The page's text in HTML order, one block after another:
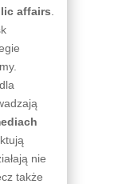
affairs
nie
także